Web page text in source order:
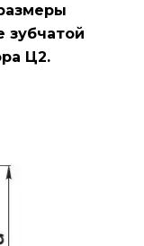
зубчатой
Ц2.